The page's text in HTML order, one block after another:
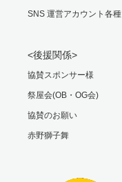
SNS 運営アカウント各種
<後援関係>
協賛スポンサー様
祭屋会(OB・OG会)
協賛のお願い
赤野獅子舞